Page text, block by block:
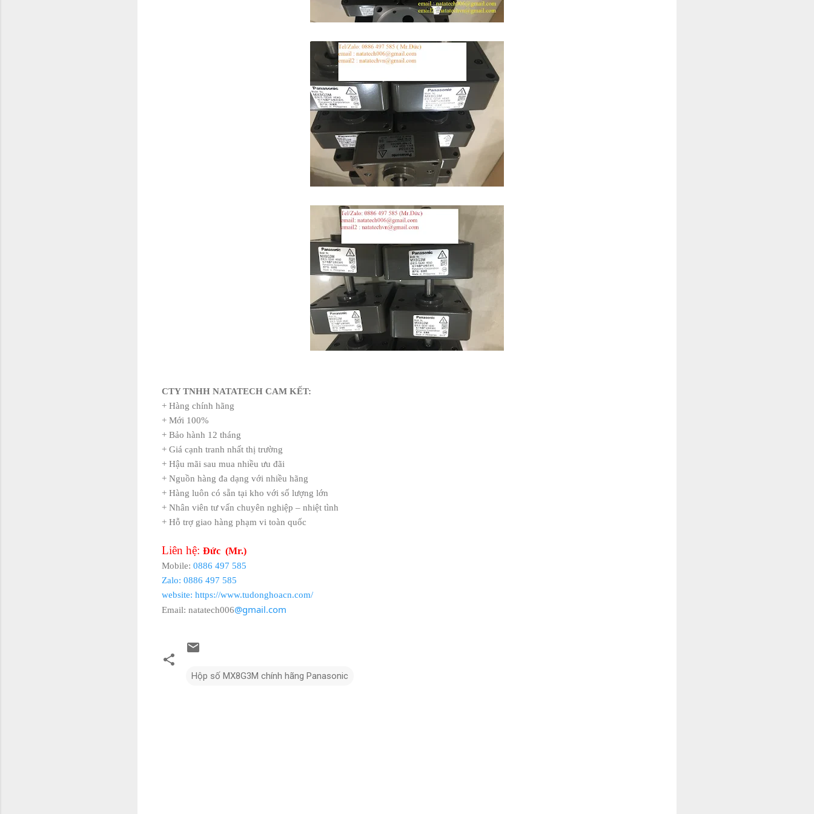
CTY TNHH NATATECH CAM KẾT:
+ Hàng chính hãng
+ Mới 100%
+ Bảo hành 12 tháng
+ Giá cạnh tranh nhất thị trường
+ Hậu mãi sau mua nhiều ưu đãi
+ Nguồn hàng đa dạng với nhiều hãng
+ Hàng luôn có sẵn tại kho với số lượng lớn
+ Nhân viên tư vấn chuyên nghiệp – nhiệt tình
+ Hỗ trợ giao hàng phạm vi toàn quốc
Liên hệ: Đức (Mr.)
Mobile: 0886 497 585
Zalo: 0886 497 585
website: https://www.tudonghoacn.com/
Email: natatech006@gmail.com
Hộp số MX8G3M chính hãng Panasonic